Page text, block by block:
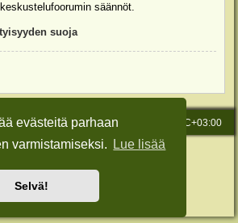
evästeitä parhaan
varmistamiseksi.
Lue lisää
Selvä!
säännöt.
suoja
Kaikki ajat ovat UTC+03:00
Viesti Ylläpidolle
phpBB® Forum Software © phpBB Limited